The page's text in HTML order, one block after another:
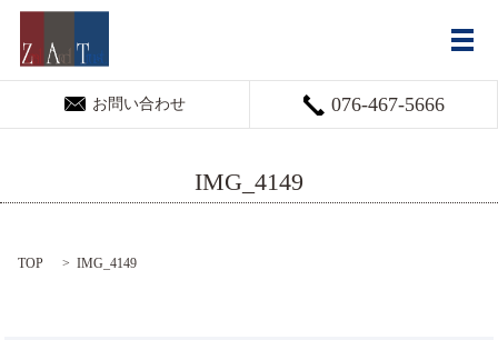
お問い合わせ 076-467-5666
メ
IMG_4149
TOP IMG_4149